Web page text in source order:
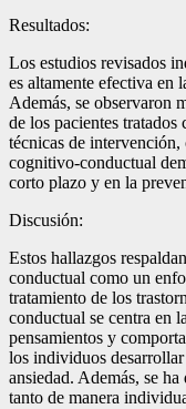
Resultados:
Los estudios revisados
es altamente efectiva en
Además, se observaron
de los pacientes
técnicas de
cognitivo-conductual
corto plazo y en la
Discusión:
Estos hallazgos
conductual como un
tratamiento de los
conductual se centra en
pensamientos y
los individuos desarrollar
ansiedad. Además, se
tanto de manera